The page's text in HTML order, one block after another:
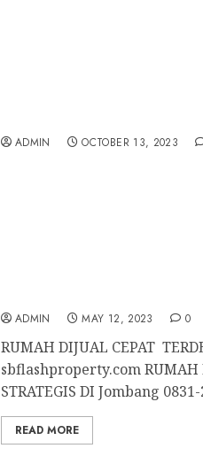
ADMIN OCTOBER 13, 2023
ADMIN MAY 12, 2023 0
RUMAH DIJUAL CEPAT
sbflashproperty.com RUMAH
STRATEGIS DI Jombang
READ MORE